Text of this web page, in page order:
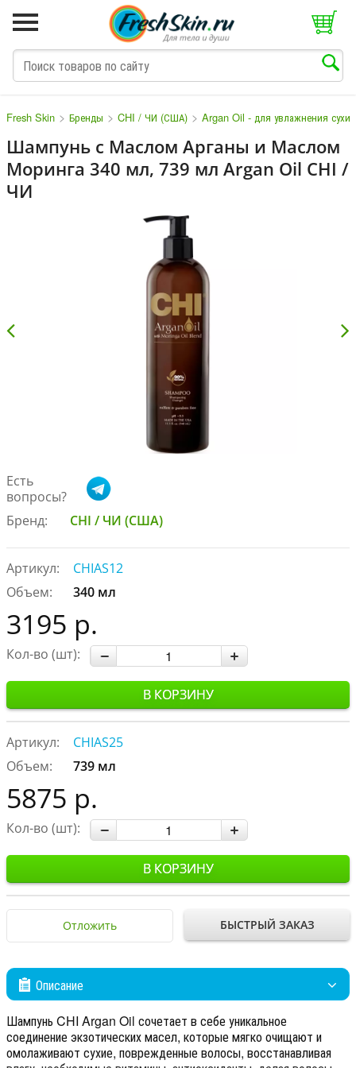
Fresh Skin > Бренды > CHI / ЧИ (США) > Argan Oil - для увлажнения
Шампунь с Маслом Арганы и Маслом
Моринга 340 мл, 739 мл Argan Oil CHI /
ЧИ
Есть
вопросы?
Бренд:
CHI / ЧИ (США)
Артикул:
CHIAS12
Объем:
340 мл
3195 р.
Кол-во (шт):
В КОРЗИНУ
Артикул:
CHIAS25
Объем:
739 мл
5875 р.
Кол-во (шт):
В КОРЗИНУ
Отложить БЫСТРЫЙ ЗАКАЗ
Описание
Шампунь CHI Argan Oil сочетает в себе уникальное
соединение экзотических масел, которые мягко очищают и
омолаживают сухие, поврежденные волосы, восстанавливая
M N